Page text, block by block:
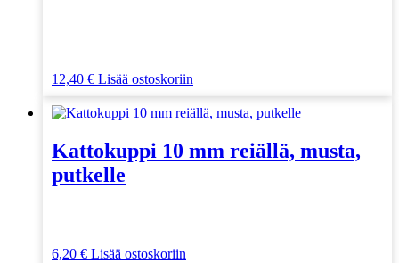
12,40 € Lisää ostoskoriin
Kattokuppi 10 mm reiällä, musta,
putkelle
6,20 € Lisää ostoskoriin